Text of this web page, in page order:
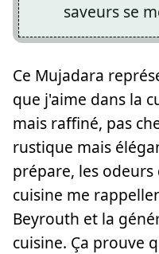
saveurs se
Ce Mujadara
que j'aime dans la
mais raffiné, pas
rustique mais
prépare, les
cuisine me
Beyrouth et la
cuisine. Ça prouve